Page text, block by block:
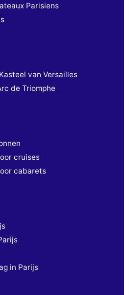
Parisiens
van Versailles
de Triomphe
cruises
cabarets
in Parijs